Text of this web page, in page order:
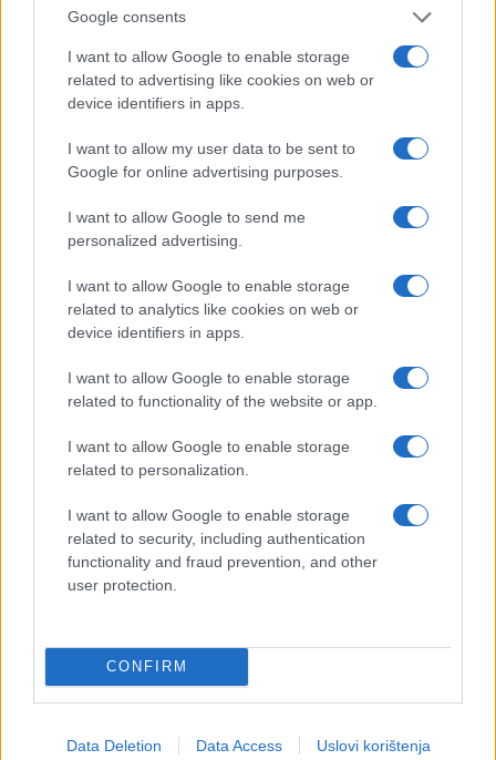
Google consents
I want to allow Google to enable storage
related to advertising like cookies on web or
device identifiers in apps.
I want to allow my user data to be sent to
Google for online advertising purposes.
I want to allow Google to send me
personalized advertising.
I want to allow Google to enable storage
related to analytics like cookies on web or
device identifiers in apps.
I want to allow Google to enable storage
related to functionality of the website or app.
I want to allow Google to enable storage
related to personalization.
I want to allow Google to enable storage
related to security, including authentication
functionality and fraud prevention, and other
user protection.
CONFIRM
Data Deletion Data Access Uslovi korištenja
30.11.16. 10:41
Bolna realnost visokih ljudi: Kada vidite ove
fotografije, možda vam bude drago što ste niži
(FOTO)